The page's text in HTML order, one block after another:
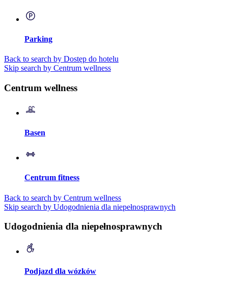
Parking
Back to search by Dostęp do hotelu
Skip search by Centrum wellness
Centrum wellness
Basen
Centrum fitness
Back to search by Centrum wellness
Skip search by Udogodnienia dla niepełnosprawnych
Udogodnienia dla niepełnosprawnych
Podjazd dla wózków